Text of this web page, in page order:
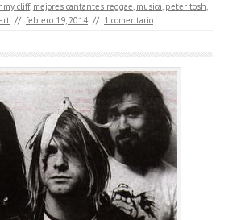
cliff, mejores cantantes reggae, musica, peter tosh,
// febrero 19, 2014 // 1 comentario